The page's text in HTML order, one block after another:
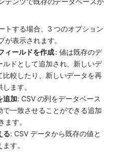
トする場合、3 つのオプション
表示されます。
ィールドを作成 : 値は既存のデ
ドとして追加され、新しいデ
較したり、新しいデータを再
ます。
追加: CSV の列をデータベース
一致させることができる追加
す。
る: CSV データから既存の値と
す。